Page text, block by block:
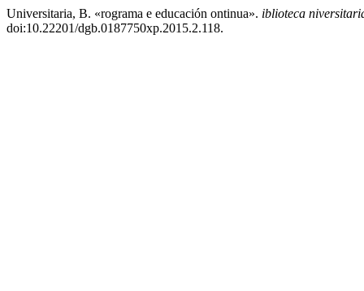
Universitaria, B. «rograma e educación ontinua». iblioteca
doi:10.22201/dgb.0187750xp.2015.2.118.